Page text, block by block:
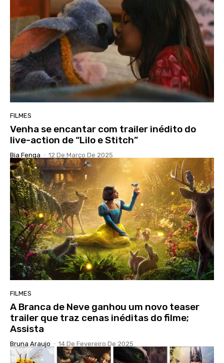
FILMES
Venha se encantar com trailer inédito do
live-action de “Lilo e Stitch”
Bia Fenga - 12 De Março De 2025
FILMES
A Branca de Neve ganhou um novo teaser
trailer que traz cenas inéditas do filme;
Assista
Bruna Araujo - 14 De Fevereiro De 2025